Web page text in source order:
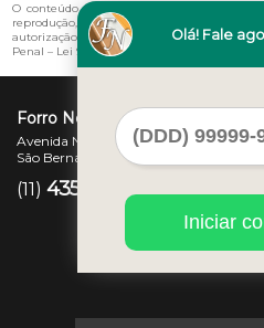
O conteúdo do texto "
reprodução, parcial ou total, mesmo
autorização do autor. Crime de violação
Penal – Lei 9610/98 - Lei de direitos autorais
Forro Novo
Avenida Newton Monteiro de Andrade,
São Bernardo do Campo - SP - CEP:
(11) 4357-3007 (11)97207-
Olá! Fale
Iniciar